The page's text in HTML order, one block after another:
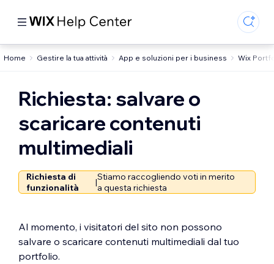
Home Gestire la tua attività App e soluzioni per i business Wix
Richiesta: salvare o
scaricare contenuti
multimediali
Richiesta di
funzionalità
|Stiamo raccogliendo voti in merito
a questa richiesta
Al momento, i visitatori del sito non possono
salvare o scaricare contenuti multimediali dal tuo
portfolio.